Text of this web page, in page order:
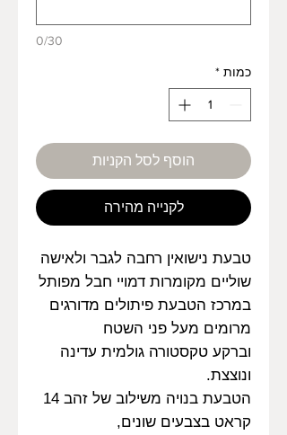
0/30
כמות *
הוסף לסל הקניות
לקנייה מהירה
טבעת נישואין רחבה לגבר ולאישה
שוליים מקומרות דמויי חבל מפותל
במרכז הטבעת פיתולים מדורגים
מרומים מעל פני השטח
וברקע טקסטורה גולמית עדינה
ונוצצת.
הטבעת בנויה משילוב של זהב 14
קראט בצבעים שונים,